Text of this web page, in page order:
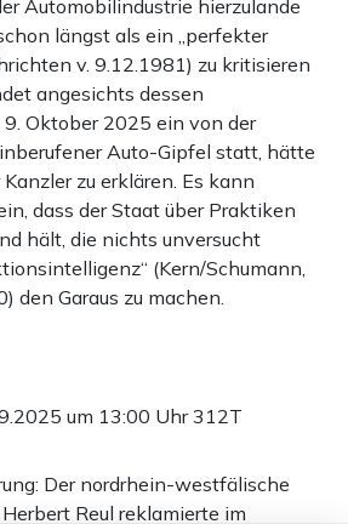
Automobilindustrie hierzulande
längst als ein „perfekter
v. 9.12.1981) zu kritisieren
angesichts dessen
Oktober 2025 ein von der
Auto-Gipfel statt, hätte
zu erklären. Es kann
dass der Staat über Praktiken
hält, die nichts unversucht
(Kern/Schumann,
den Garaus zu machen.
um 13:00 Uhr312T
Der nordrhein-westfälische
Reul reklamierte im